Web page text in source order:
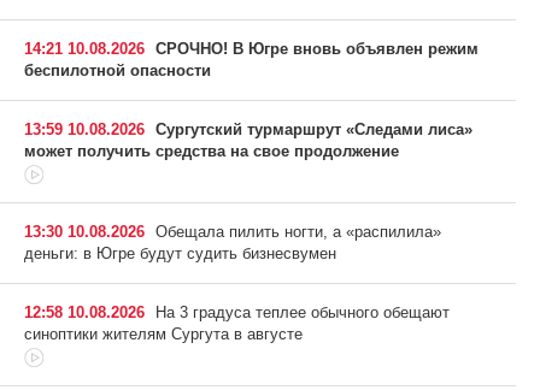
14:21 10.08.2026 СРОЧНО! В Югре вновь объявлен режим
беспилотной опасности
13:59 10.08.2026 Сургутский турмаршрут «Следами лиса»
может получить средства на свое продолжение
13:30 10.08.2026 Обещала пилить ногти, а «распилила»
деньги: в Югре будут судить бизнесвумен
12:58 10.08.2026
На 3 градуса теплее обычного обещают
синоптики жителям Сургута в августе